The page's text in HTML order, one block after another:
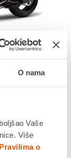
O nama
Vaše
Više
Pravilima o
guma uz manje
koji se
ni vrijeme ni
upotrebe na